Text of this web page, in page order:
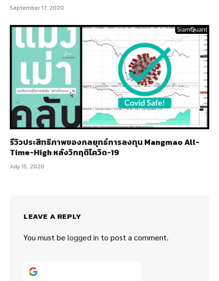
September 17, 2020
รีวิวประสิทธิภาพของกลยุทธ์การลงทุน Mangmao All-
Time-High หลังวิกฤติโควิด-19
July 15, 2020
LEAVE A REPLY
You must be logged in to post a comment.